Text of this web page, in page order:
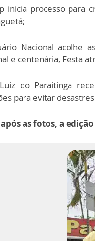
inicia processo para
Nacional acolhe
e centenária, Festa
do Paraitinga
para evitar desastres
as fotos, a